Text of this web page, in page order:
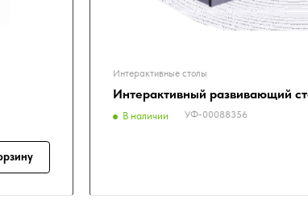
Интерактивные столы
Интерактивный развивающий
В наличии УФ-00088356